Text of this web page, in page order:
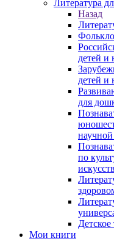
Литература
Назад
детей и
детей и
для
по
Мои книги